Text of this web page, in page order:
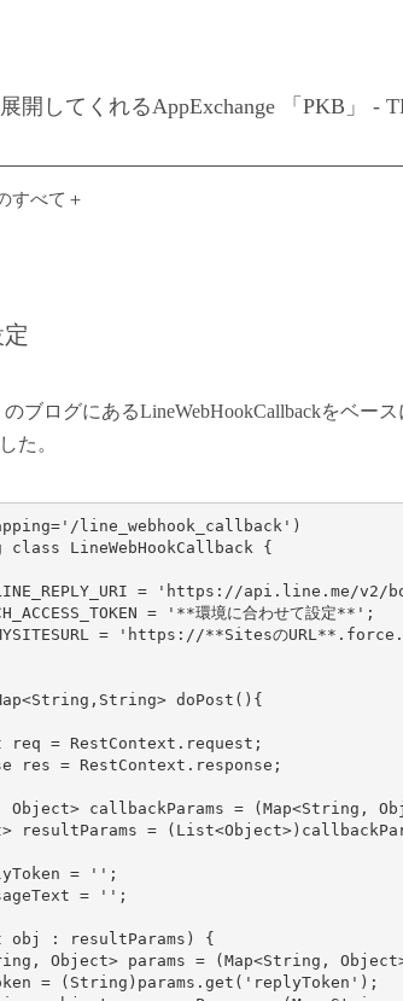
開してくれるAppExchange 「PKB」 -
すべて＋
ブログにあるLineWebHookCallbackをベー
た。
line_webhook_callback')
LineWebHookCallback {
= 'https://api.line.me/v2/
= '**環境に合わせて設定**';
= 'https://**Sitesの
doPost(){
req = RestContext.request;
res = RestContext.response;
Object> callbackParams = (Map<String,
resultParams =
= '';
= '';
obj : resultParams) {
Object> params =
= (String)params.get('replyToken');